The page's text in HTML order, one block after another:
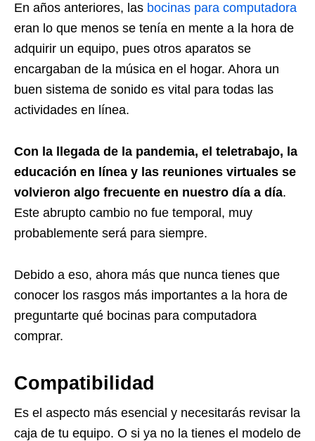
En años anteriores, las bocinas para computadora
eran lo que menos se tenía en mente a la hora de
adquirir un equipo, pues otros aparatos se
encargaban de la música en el hogar. Ahora un
buen sistema de sonido es vital para todas las
actividades en línea.
Con la llegada de la pandemia, el teletrabajo, la
educación en línea y las reuniones virtuales se
volvieron algo frecuente en nuestro día a día.
Este abrupto cambio no fue temporal, muy
probablemente será para siempre.
Debido a eso, ahora más que nunca tienes que
conocer los rasgos más importantes a la hora de
preguntarte qué bocinas para computadora
comprar.
Compatibilidad
Es el aspecto más esencial y necesitarás revisar la
caja de tu equipo. O si ya no la tienes el modelo de